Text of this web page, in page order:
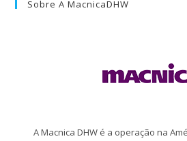
Sobre A MacnicaDHW
A Macnica DHW é a operação na